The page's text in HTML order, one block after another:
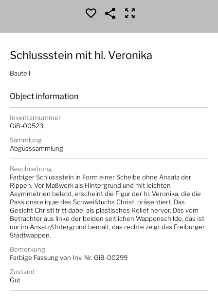
Schlussstein mit hl. Veronika
Bauteil
Object information
Inventarnummer
Gi8-00523
Sammlung
Abgusssammlung
Beschreibung
Farbiger Schlussstein in Form einer Scheibe ohne Ansatz der
Rippen. Vor Maßwerk als Hintergrund und mit leichten
Asymmetrien belebt, erscheint die Figur der hl. Veronika, die die
Passionsreliquie des Schweißtuchs Christi präsentiert. Das
Gesicht Christi tritt dabei als plastisches Relief hervor. Das vom
Betrachter aus linke der beiden seitlichen Wappenschilde, das ist
nur im Ansatz/Untergrund bemalt, das rechte zeigt das Freiburger
Stadtwappen.
Bemerkung
Farbige Fassung von Inv. Nr. Gi8-00299
Zustand
Gut